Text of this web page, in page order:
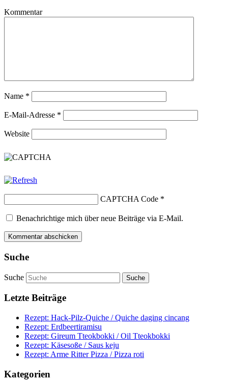
Kommentar
Name *
E-Mail-Adresse *
Website
CAPTCHA Code *
Benachrichtige mich über neue Beiträge via E-Mail.
Suche
Suche
Letzte Beiträge
Rezept: Hack-Pilz-Quiche / Quiche daging cincang
Rezept: Erdbeertiramisu
Rezept: Gireum Tteokbokki / Oil Tteokbokki
Rezept: Käsesoße / Saus keju
Rezept: Arme Ritter Pizza / Pizza roti
Kategorien